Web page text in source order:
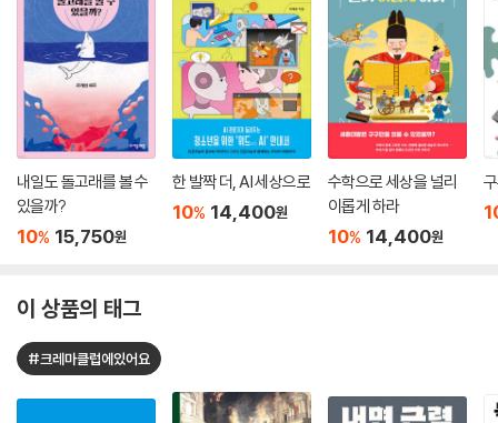
내일도 돌고래를 볼 수
있을까?
10% 15,750원
한 발짝 더, AI 세상으로
10% 14,400원
수학으로 세상을 널리
이롭게 하라
10% 14,400원
이 상품의 태그
#크레마클럽에있어요